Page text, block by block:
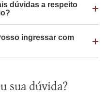
dúvidas a respeito
ingressar com
sua dúvida?